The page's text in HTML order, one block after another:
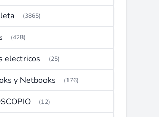
(3865)
(428)
electricos (25)
y Netbooks (176)
(12)